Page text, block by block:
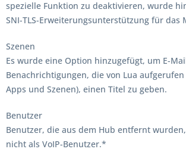
spezielle Funktion zu deaktivieren, wurde
SNI-TLS-Erweiterungsunterstützung für das
Szenen
Es wurde eine Option hinzugefügt, um E-
Benachrichtigungen, die von Lua
Apps und Szenen), einen Titel zu geben.
Benutzer
Benutzer, die aus dem Hub entfernt
nicht als VoIP-Benutzer.*